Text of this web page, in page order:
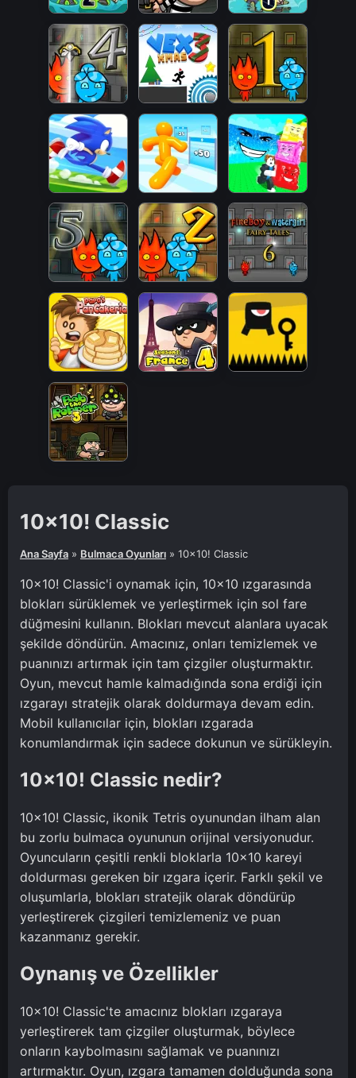
10x10! Classic
Ana Sayfa » Bulmaca Oyunları » 10x10! Classic
10x10! Classic'i oynamak için, 10x10 ızgarasında
blokları sürüklemek ve yerleştirmek için sol fare
düğmesini kullanın. Blokları mevcut alanlara uyacak
şekilde döndürün. Amacınız, onları temizlemek ve
puanınızı artırmak için tam çizgiler oluşturmaktır.
Oyun, mevcut hamle kalmadığında sona erdiği için
ızgarayı stratejik olarak doldurmaya devam edin.
Mobil kullanıcılar için, blokları ızgarada
konumlandırmak için sadece dokunun ve sürükleyin.
10x10! Classic nedir?
10x10! Classic, ikonik Tetris oyunundan ilham alan
bu zorlu bulmaca oyununun orijinal versiyonudur.
Oyuncuların çeşitli renkli bloklarla 10x10 kareyi
doldurması gereken bir ızgara içerir. Farklı şekil ve
oluşumlarla, blokları stratejik olarak döndürüp
yerleştirerek çizgileri temizlemeniz ve puan
kazanmanız gerekir.
Oynanış ve Özellikler
10x10! Classic'te amacınız blokları ızgaraya
yerleştirerek tam çizgiler oluşturmak, böylece
onların kaybolmasını sağlamak ve puanınızı
artırmaktır. Oyun, ızgara tamamen dolduğunda sona